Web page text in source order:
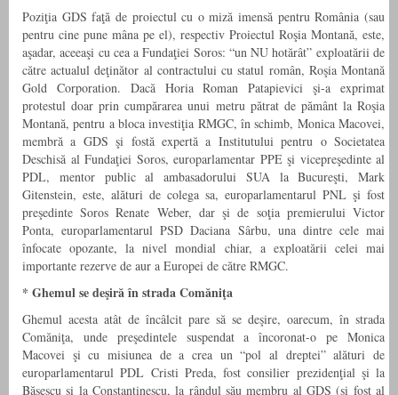
Poziţia GDS faţă de proiectul cu o miză imensă pentru România (sau
pentru cine pune mâna pe el), respectiv Proiectul Roşia Montană, este,
aşadar, aceeaşi cu cea a Fundaţiei Soros: “un NU hotărât” exploatării de
către actualul deţinător al contractului cu statul român, Roşia Montană
Gold Corporation. Dacă Horia Roman Patapievici şi-a exprimat
protestul doar prin cumpărarea unui metru pătrat de pământ la Roşia
Montană, pentru a bloca investiţia RMGC, în schimb, Monica Macovei,
membră a GDS şi fostă expertă a Institutului pentru o Societatea
Deschisă al Fundaţiei Soros, europarlamentar PPE şi vicepreşedinte al
PDL, mentor public al ambasadorului SUA la Bucureşti, Mark
Gitenstein, este, alături de colega sa, europarlamentarul PNL şi fost
preşedinte Soros Renate Weber, dar şi de soţia premierului Victor
Ponta, europarlamentarul PSD Daciana Sârbu, una dintre cele mai
înfocate opozante, la nivel mondial chiar, a exploatării celei mai
importante rezerve de aur a Europei de către RMGC.
* Ghemul se deşiră în strada Comăniţa
Ghemul acesta atât de încâlcit pare să se deşire, oarecum, în strada
Comăniţa, unde preşedintele suspendat a încoronat-o pe Monica
Macovei şi cu misiunea de a crea un “pol al dreptei” alături de
europarlamentarul PDL Cristi Preda, fost consilier prezidenţial şi la
Băsescu şi la Constantinescu, la rândul său membru al GDS (si fost al